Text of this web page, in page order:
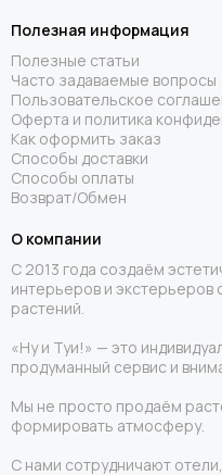
Полезная информация
Полезные статьи
Часто задаваемые вопросы
Пользовательское
Оферта и политика
Как оформить заказ
Способы доставки
Способы оплаты
Возврат/Обмен
О компании
С 2013 года создаём
интерьеров и
растений.
«Ну и Туи!» — это
продуманный сервис и
Мы не просто продаём
формировать атмосферу.
С нами сотрудничают